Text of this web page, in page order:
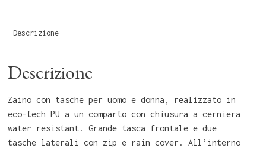
Descrizione
Descrizione
Zaino con tasche per uomo e donna, realizzato in
eco-tech PU a un comparto con chiusura a cerniera
water resistant. Grande tasca frontale e due
tasche laterali con zip e rain cover. All’interno